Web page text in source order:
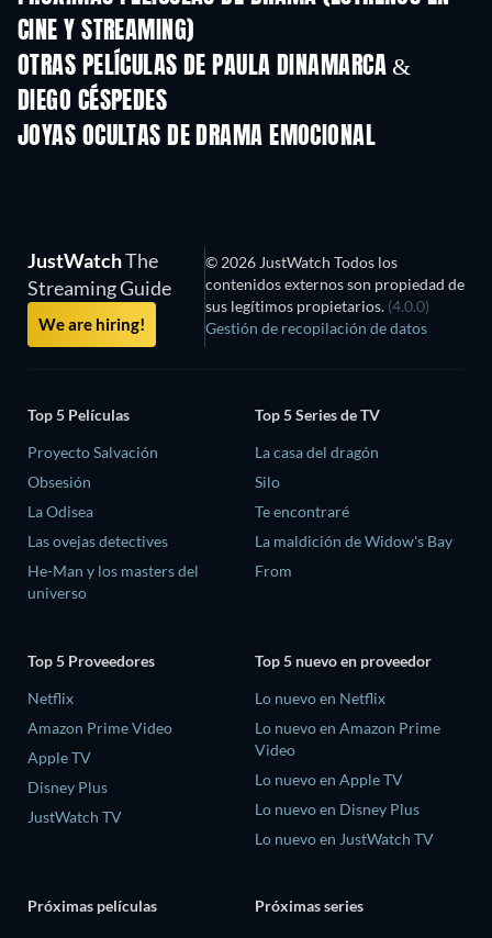
CINE Y STREAMING)
OTRAS PELÍCULAS DE PAULA DINAMARCA &
DIEGO CÉSPEDES
JOYAS OCULTAS DE DRAMA EMOCIONAL
JustWatchThe
Streaming Guide
We are hiring!
© 2026 JustWatch Todos los
contenidos externos son propiedad de
sus legítimos propietarios. (4.0.0)
Gestión de recopilación de datos
Top 5 Películas
Proyecto Salvación
Obsesión
La Odisea
Las ovejas detectives
He-Man y los masters del
universo
Top 5 Series de TV
La casa del dragón
Silo
Te encontraré
La maldición de Widow's Bay
From
Top 5 Proveedores
Netflix
Amazon Prime Video
Apple TV
Disney Plus
JustWatch TV
Top 5 nuevo en proveedor
Lo nuevo en Netflix
Lo nuevo en Amazon Prime
Video
Lo nuevo en Apple TV
Lo nuevo en Disney Plus
Lo nuevo en JustWatch TV
Próximas películas
Próximas series